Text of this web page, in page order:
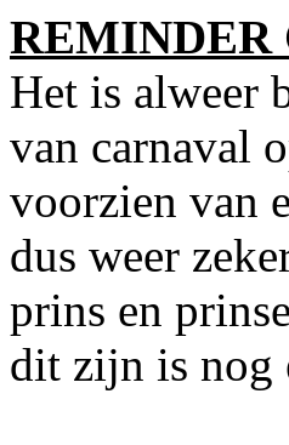
REMINDER
Het is alweer
van carnaval
voorzien van
dus weer
prins en
dit zijn is nog